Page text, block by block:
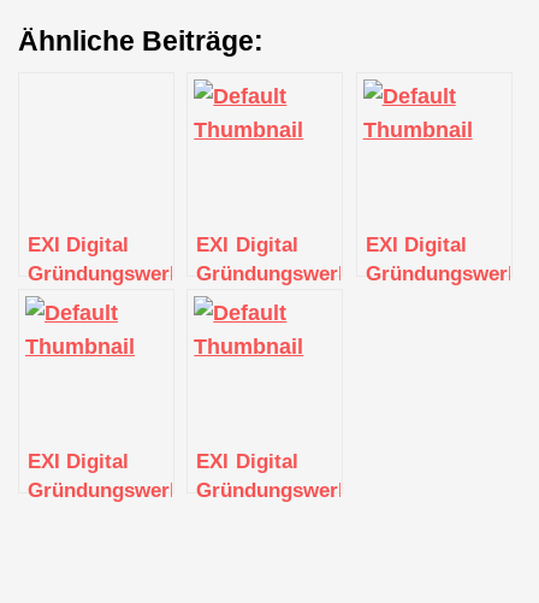
Ähnliche Beiträge:
EXI Digital
Gründungswerkstatt
EXI Digital
Gründungswerkstatt
EXI Digital
EXI Digital
Gründungswerkstatt
EXI Digital
Gründungswerkstatt